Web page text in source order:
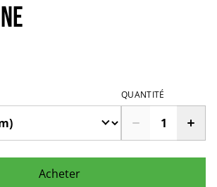
QUANTITÉ
Acheter